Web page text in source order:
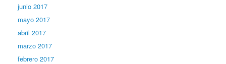
junio 2017
mayo 2017
abril 2017
marzo 2017
febrero 2017